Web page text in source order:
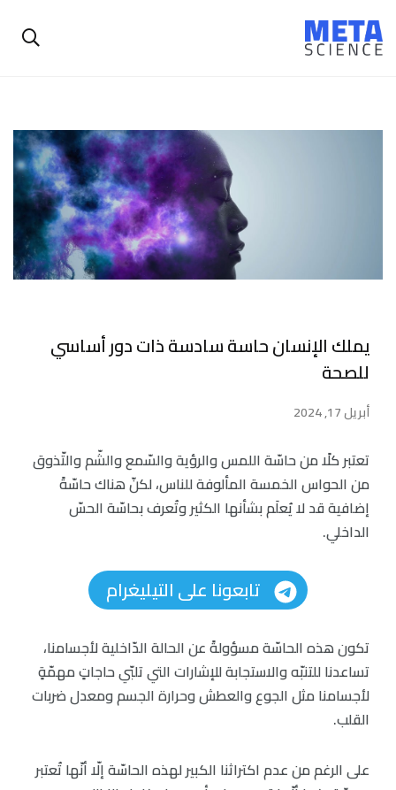
يملك الإنسان حاسة سادسة ذات دور أساسي
للصحة
أبريل 17, 2024
تعتبر كلًا من حاسّة اللمس والرؤية والسّمع والشّم والتّذوق
من الحواس الخمسة المألوفة للناس، لكنّ هناك حاسّةً
إضافية قد لا يُعلَم بشأنها الكثير وتُعرف بحاسّة الحسّ
الداخلي.
تابعونا على التيليغرام
تكون هذه الحاسّة مسؤولةً عن الحالة الدّاخلية لأجسامنا،
تساعدنا للتنبّه والاستجابة للإشارات التي تلبّي حاجاتٍ مهمّةٍ
لأجسامنا مثل الجوع والعطش وحرارة الجسم ومعدل ضربات
القلب.
على الرغم من عدم اكتراثنا الكبير لهذه الحاسّة إلّا أنّها تُعتبر